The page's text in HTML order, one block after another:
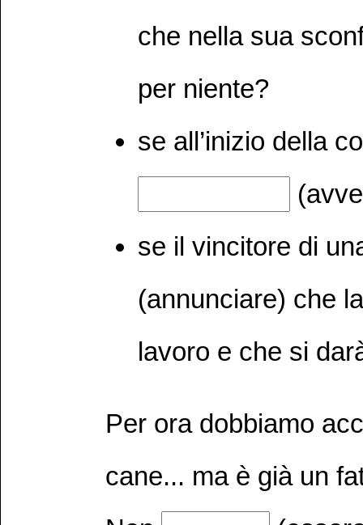
che nella sua
per niente?
se all’inizio della
se il vincitore di
(annunciare) che
lavoro e che si
Per ora dobbiamo
cane... ma è già un